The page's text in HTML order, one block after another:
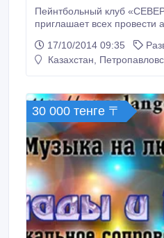
Пейнтбольный клуб
приглашает всех провести
подходит для проведения
корпоративного отдыха а
количеством игроков.
17/10/2014 09:35
Казахстан,
30 000 тенге 〒